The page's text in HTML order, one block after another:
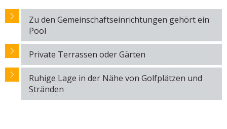
Zu den Gemeinschaftseinrichtungen gehört ein
Pool
Private Terrassen oder Gärten
Ruhige Lage in der Nähe von Golfplätzen und
Stränden